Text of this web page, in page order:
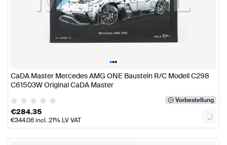
•••
CaDA Master Mercedes AMG ONE Baustein R/C Modell C298
C61503W Original CaDA Master
Vorbestellung
€284.35
€344.06incl. 21% LV VAT